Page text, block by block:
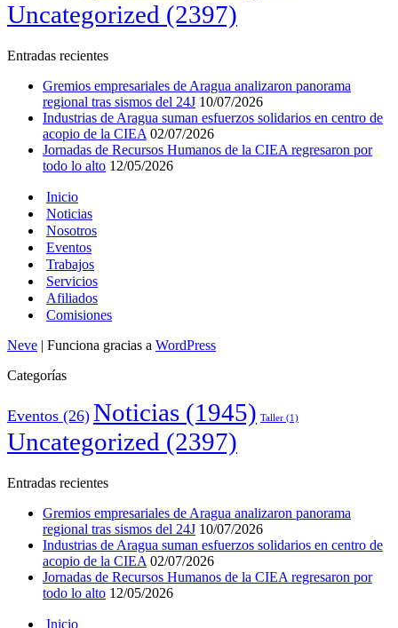
Uncategorized (2397)
Entradas recientes
Gremios empresariales de Aragua analizaron panorama
regional tras sismos del 24J 10/07/2026
Industrias de Aragua suman esfuerzos solidarios en centro de
acopio de la CIEA 02/07/2026
Jornadas de Recursos Humanos de la CIEA regresaron por
todo lo alto 12/05/2026
Inicio
Noticias
Nosotros
Eventos
Trabajos
Servicios
Afiliados
Comisiones
Neve | Funciona gracias a WordPress
Categorías
Eventos (26) Noticias (1945) Taller (1)
Uncategorized (2397)
Entradas recientes
Gremios empresariales de Aragua analizaron panorama
regional tras sismos del 24J 10/07/2026
Industrias de Aragua suman esfuerzos solidarios en centro de
acopio de la CIEA 02/07/2026
Jornadas de Recursos Humanos de la CIEA regresaron por
todo lo alto 12/05/2026
Inicio